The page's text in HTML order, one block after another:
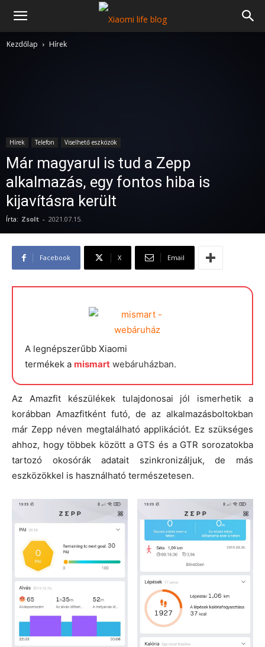
Kezdőlap Hírek
Hírek Telefon Viselhető eszközök
Már magyarul is tud a Zepp
alkalmazás, egy fontos hiba is
kijavításra került
Írta: Zsolt - 2021.07.15.
Facebook X Email
A legnépszerűbb Xiaomi
termékek a mismart webáruházban.
Az Amazfit készülékek tulajdonosai jól ismerhetik a
korábban Amazfitként futó, de az alkalmazásboltokban
már Zepp néven megtalálható applikációt. Ez szükséges
ahhoz, hogy többek között a GTS és a GTR sorozatokba
tartozó okosórák adatait szinkronizáljuk, de más
eszközökkel is használható természetesen.